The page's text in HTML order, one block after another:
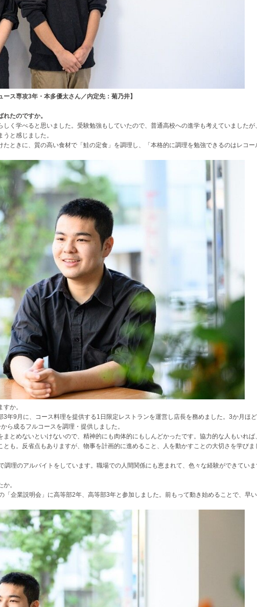
ース専攻3年・本多優太さん／内定先：菊乃井】
たのですか。
しく学べると思いました。受験勉強もしていたので、普通高校への進学も考えていましたが
と感じました。
たときに、質の高い食材で「鮭の定食」を調理し、「本格的に調理を勉強できるのはレコー
か。
年9月に、コース料理を提供する1日限定レストランを運営し店長を務めました。3か月ほ
ら成るフルコースを調理・提供しました。
まとめないといけないので、精神的にも肉体的にもしんどかったです。協力的な人もいれば
とも。反省点もありますが、物事を計画的に進めること、人を動かすことの大切さを学びま
理のアルバイトをしています。職場での人間関係にも恵まれて、色々な経験ができていま
。
「企業説明会」に高等部2年、高等部3年と参加しました。前もって動き始めることで、早